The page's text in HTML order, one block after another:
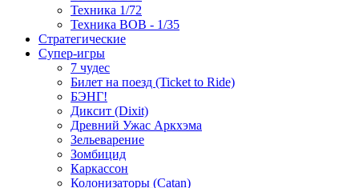
Техника 1/72
Техника ВОВ - 1/35
Стратегические
Супер-игры
7 чудес
Билет на поезд (Ticket to Ride)
БЭНГ!
Диксит (Dixit)
Древний Ужас Аркхэма
Зельеварение
Зомбицид
Каркассон
Колонизаторы (Catan)